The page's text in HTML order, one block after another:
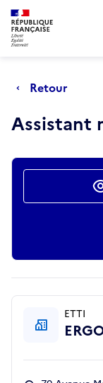
Aller au menu
Retour
Assistant
Actions
ETTI
Retour au début de
Panneau de